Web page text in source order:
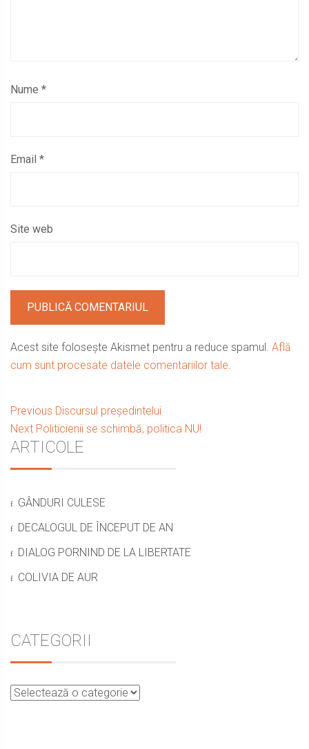
Nume *
Email *
Site web
Acest site folosește Akismet pentru a reduce spamul. Află
cum sunt procesate datele comentariilor tale.
Navigare
în
articole
Previous Previous
post:
Discursul președintelui
Next Next
post:
Politicienii se schimbă, politica NU!
Sidebar
ARTICOLE
GÂNDURI CULESE
DECALOGUL DE ÎNCEPUT DE AN
DIALOG PORNIND DE LA LIBERTATE
COLIVIA DE AUR
CATEGORII